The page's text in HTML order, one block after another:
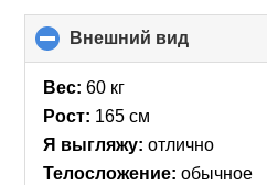
Внешний вид
to
Вес: 60 кг
Рост: 165 см
Я выгляжу: отлично
Телосложение: обычное